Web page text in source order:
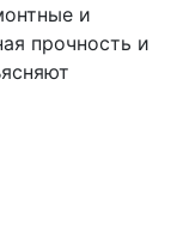
и
прочность и